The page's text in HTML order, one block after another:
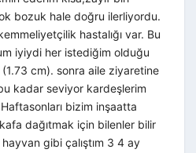
bozuk hale doğru ilerliyordu.
hastalığı var. Bu
iyiydi her istediğim olduğu
(1.73 cm). sonra aile ziyaretine
kadar seviyor kardeşlerim
bizim inşaatta
dağıtmak için bilenler bilir
gibi çalıştım 3 4 ay